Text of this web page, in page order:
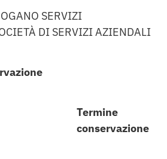
SERVIZI
DI SERVIZI AZIENDALI
Termine
conservazione